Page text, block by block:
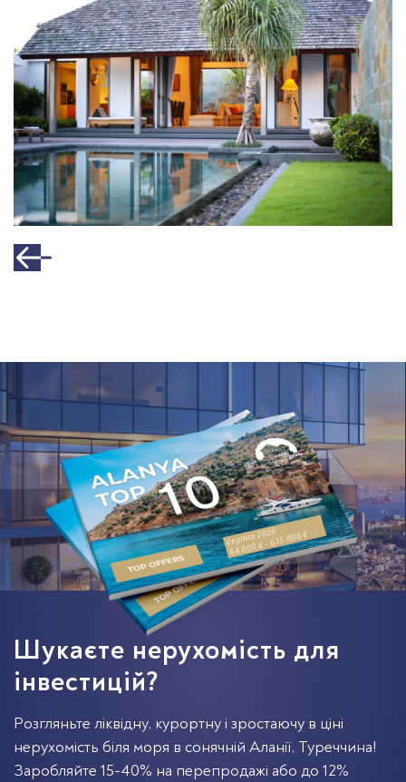
серпня 2026
64 000 € - 635 000 €
Шукаєте нерухомість для
інвестицій?
Розгляньте ліквідну, курортну і зростаючу в ціні
нерухомість біля моря в сонячній Аланії, Туреччина!
Заробляйте 15-40% на перепродажі або до 12%